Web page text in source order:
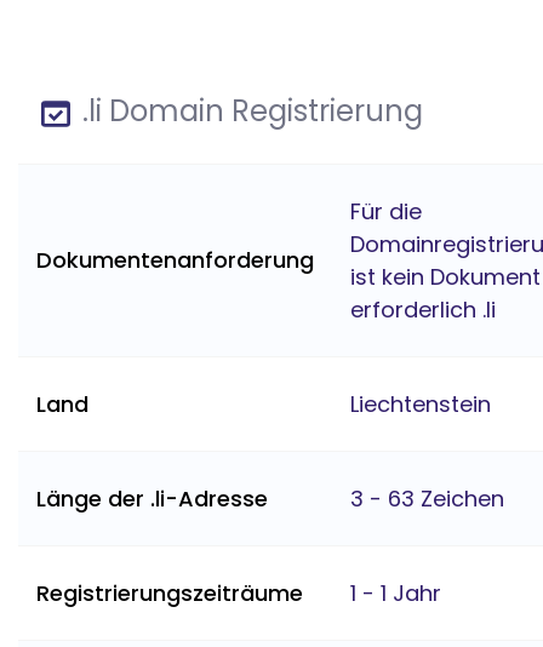
.li Domain Registrierung
Dokumentenanforderung
Für die
ist kein Dokument
erforderlich .li
Land Liechtenstein
Länge der .li-Adresse 3 - 63 Zeichen
Registrierungszeiträume 1 - 1 Jahr